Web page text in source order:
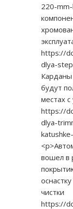
220-
https://
dlya-
Карданы
будут
местах
https://
dlya-
вошел в
чистки
https://